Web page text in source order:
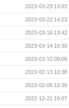
2023-03-23 13:03
2023-03-22 14:23
2023-03-16 13:42
2023-03-14 10:30
2023-03-10 09:09
2023-02-13 10:38
2023-02-06 10:39
2022-12-21 19:07